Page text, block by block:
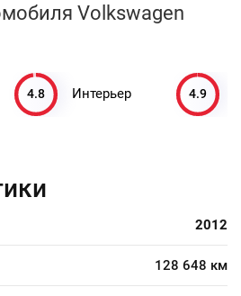
Volkswagen
4.8 Интерьер 4.9
2012
128 648 км